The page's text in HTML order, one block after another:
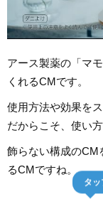
アース製薬の「マ
くれるCMです。
使用方法や効果を
だからこそ、使い
飾らない構成のCM
るCMですね。
タッ